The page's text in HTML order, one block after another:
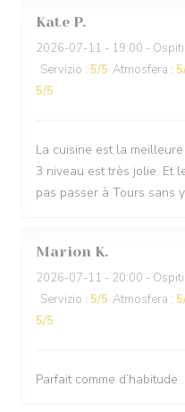
Kate P
2026-07-11 - 19:00 -
Servizio : 5/5 Atmosfera : 5
5/5
La cuisine est la
3 niveau est très jolie. Et
pas passer à Tours sans
Marion K
2026-07-11 - 20:00 -
Servizio : 5/5 Atmosfera : 5
5/5
Parfait comme d’habitude